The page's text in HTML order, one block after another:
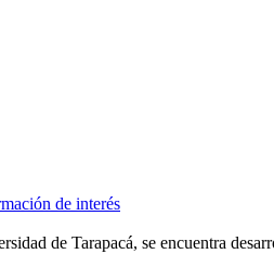
de interés
de Tarapacá, se encuentra